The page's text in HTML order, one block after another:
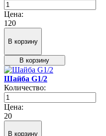
Цена:
120
В корзину
В корзину
Шайба G1/2
Количество:
Цена:
20
В корзину